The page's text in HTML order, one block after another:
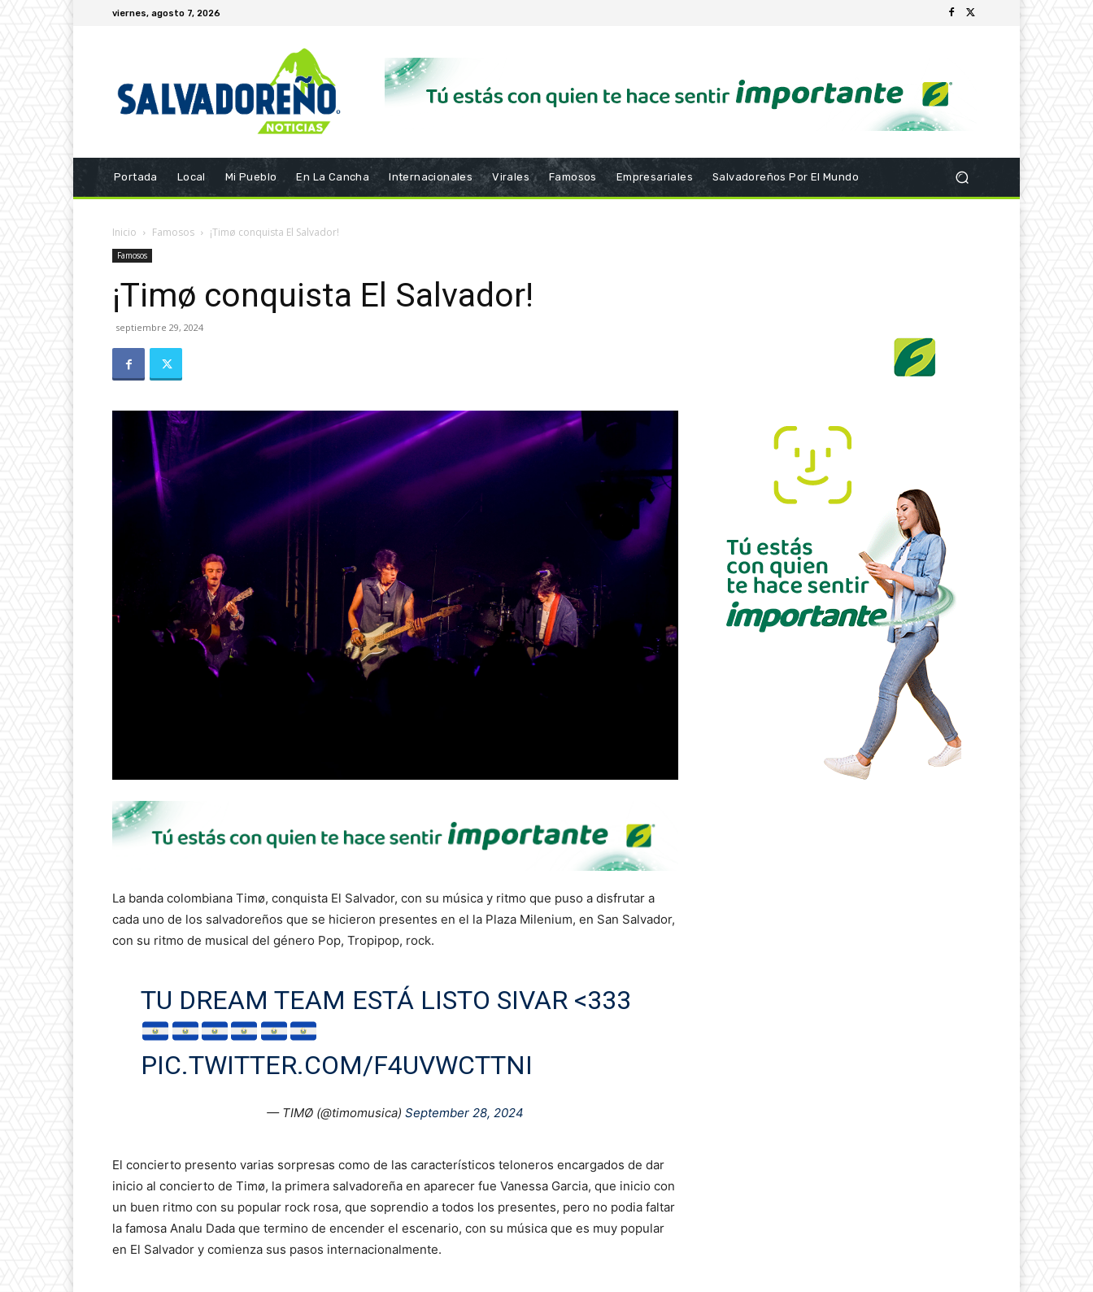
viernes, agosto 7, 2026
Portada Local Mi Pueblo En La Cancha Internacionales Virales Famosos Empresariales Salvadoreños Por El Mundo
Inicio Famosos ¡Timø conquista El Salvador!
Famosos
¡Timø conquista El Salvador!
septiembre 29, 2024
La banda colombiana Timø, conquista El Salvador, con su música y ritmo que puso a disfrutar a
cada uno de los salvadoreños que se hicieron presentes en el la Plaza Milenium, en San Salvador,
con su ritmo de musical del género Pop, Tropipop, rock.
TU DREAM TEAM ESTÁ LISTO SIVAR <333
PIC.TWITTER.COM/F4UVWCTTNI
— TIMØ (@timomusica) September 28, 2024
El concierto presento varias sorpresas como de las característicos teloneros encargados de dar
inicio al concierto de Timø, la primera salvadoreña en aparecer fue Vanessa Garcia, que inicio con
un buen ritmo con su popular rock rosa, que soprendio a todos los presentes, pero no podia faltar
la famosa Analu Dada que termino de encender el escenario, con su música que es muy popular
en El Salvador y comienza sus pasos internacionalmente.